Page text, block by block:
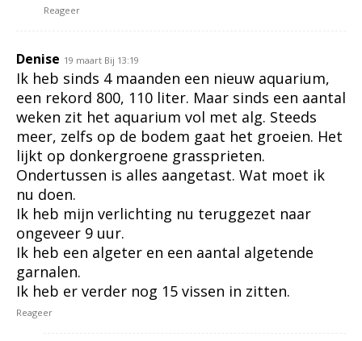
Reageer
Denise 19 maart Bij 13:19
Ik heb sinds 4 maanden een nieuw aquarium,
een rekord 800, 110 liter. Maar sinds een aantal
weken zit het aquarium vol met alg. Steeds
meer, zelfs op de bodem gaat het groeien. Het
lijkt op donkergroene grassprieten.
Ondertussen is alles aangetast. Wat moet ik
nu doen.
Ik heb mijn verlichting nu teruggezet naar
ongeveer 9 uur.
Ik heb een algeter en een aantal algetende
garnalen.
Ik heb er verder nog 15 vissen in zitten.
Reageer